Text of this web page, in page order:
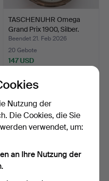
TASCHENUHR Omega
Grand Prix 1900, Silber.
Beendet 21. Feb 2026
20 Gebote
147 USD
Nutzung der
Die Cookies, die Sie
verwendet, um:
an Ihre Nutzung der